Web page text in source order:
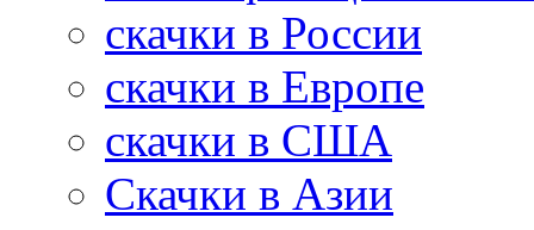
скачки в России
скачки в Европе
скачки в США
Скачки в Азии